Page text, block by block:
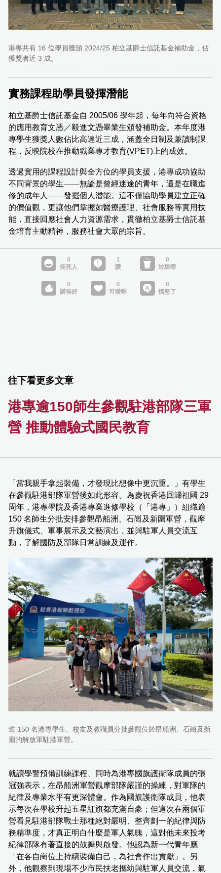
港專共有 16 位學員獲頒 2024/25 柏立基爵士信託基金補助金，佔
獲獎者近 3 成。
實務課程助學員發揮潛能
柏立基爵士信託基金自 2005/06 學年起，每年向符合資格
的應用教育文憑／毅進文憑畢業生頒發補助金。本年度港
專學生獲獎人數佔比高達近三成，涵蓋全日制及兼讀制課
程，反映院校在推動職業專才教育(VPET)上的成效。
透過實用的課程設計與全方位的學員支援，港專成功協助
不同背景的學生——無論是曾經迷途的青年，還是在職進
修的成年人——發掘個人潛能。這不僅協助學員建立正確
的價值觀，更讓他們掌握如醫療護理、社會服務等實用技
能，直接回應社會人力資源需求，貫徹柏立基爵士信託基
金培育主動精神，服務社會大眾的宗旨。
往下看更多文章
港專逾150師生參觀駐港部隊三軍
營 推動體驗式國民教育
「當我親手拿起裝備，才發現比想像中更沉重。」有學生
在參觀駐港部隊軍營後如此形容。為慶祝香港回歸祖國 29
周年，港專學院及香港專業進修學校（「港專」）組織逾
150 名師生分批安排參觀昂船洲、石崗及新圍軍營，觀摩
升旗儀式、軍事展示及文藝演出，並與駐軍人員交流互
動，了解國防及部隊日常訓練及運作。
逾 150 名港專學生、校友及教職員分批參觀位於昂船洲、石崗及新
圍的解放軍駐港軍營。
就讀學警預備訓練課程、同時為港專國旗護衛隊成員的張
冠強表示，在昂船洲軍營觀摩部隊嚴謹的操練，對軍隊的
紀律及專業水平有更深體會。作為國旗護衛隊成員，他表
示每次在學校升起五星紅旗都充滿自豪；但這次在兩個軍
營看見駐港部隊戰士那種絕對嚴明、整齊劃一的紀律與防
務精準度，才真正明白什麼是軍人氣魄，這對他未來投考
紀律部隊有著直接的鼓舞與啟發。他認為新一代青年應
「在各自崗位上持續裝備自己，為社會作出貢獻」。另
外，他觀察到現場不少市民扶老攜幼與駐軍人員交流，氣